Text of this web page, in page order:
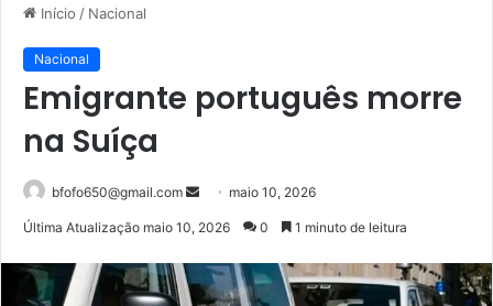
Início / Nacional
Nacional
Emigrante português morre
na Suíça
bfofo650@gmail.com
Mande
mail
maio 10, 2026
Última Atualização maio 10, 2026 0 1 minuto de leitura